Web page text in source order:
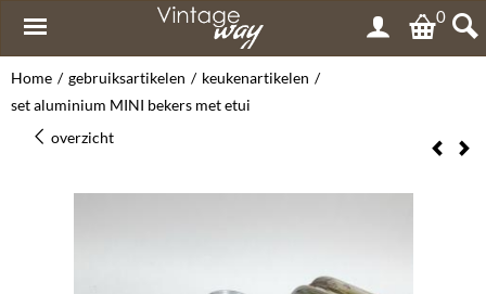
0
Home / gebruiksartikelen / keukenartikelen /
set aluminium MINI bekers met etui
overzicht